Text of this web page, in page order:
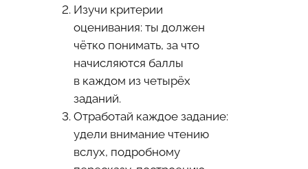
Изучи критерии
оценивания: ты должен
чётко понимать, за что
начисляются баллы
в каждом из четырёх
заданий.
Отработай каждое задание:
удели внимание чтению
вслух, подробному